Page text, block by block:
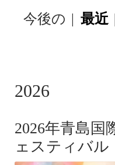
SUBMENU
今後の 最近
2026
2026年青島国
ェスティバル